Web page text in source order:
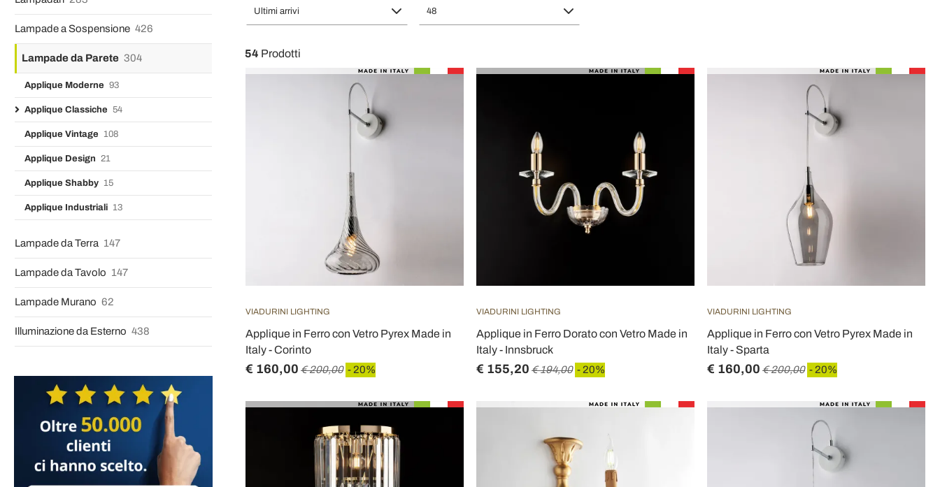
Lampade a Sospensione 426
Lampade da Parete 304
Applique Moderne 93
Applique Classiche 54
Applique Vintage 108
Applique Design 21
Applique Shabby 15
Applique Industriali 13
Lampade da Terra 147
Lampade da Tavolo 147
Lampade Murano 62
Illuminazione da Esterno 438
Ultimi arrivi 48
54 Prodotti
VIADURINI LIGHTING
Applique in Ferro con Vetro Pyrex Made in
Italy - Corinto
€ 160,00 € 200,00 - 20%
VIADURINI LIGHTING
Applique in Ferro Dorato con Vetro Made in
Italy - Innsbruck
€ 155,20 € 194,00 - 20%
VIADURINI LIGHTING
Applique in Ferro con Vetro Pyrex Made in
Italy - Sparta
€ 160,00 € 200,00 - 20%